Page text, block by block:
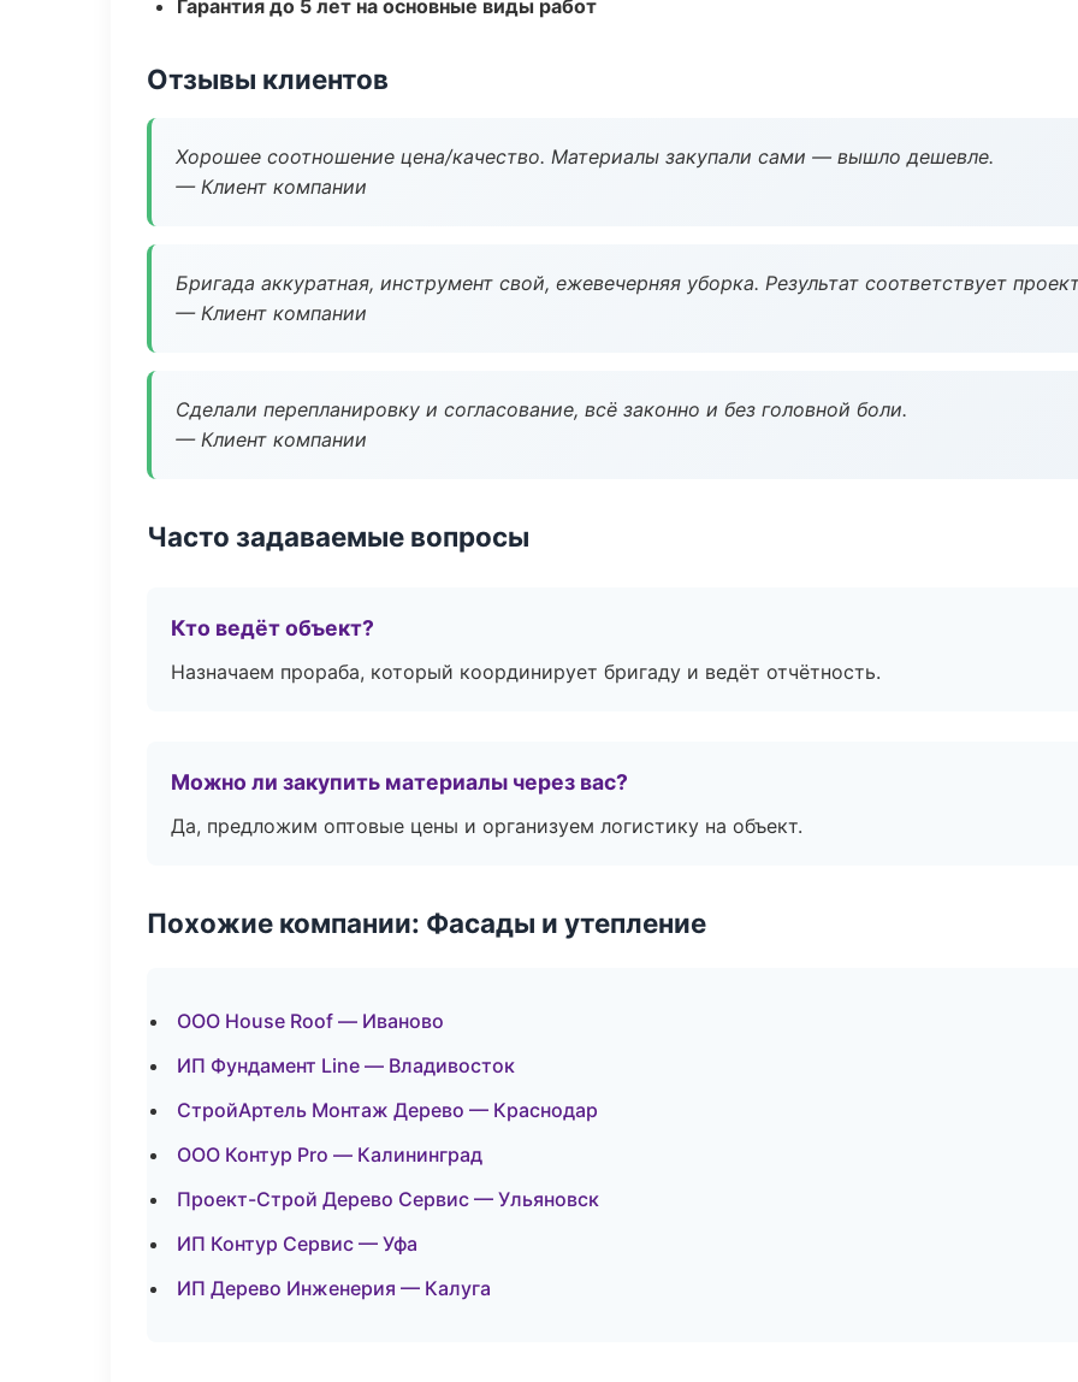
Гарантия до 5 лет на основные виды работ
Отзывы клиентов
Хорошее соотношение цена/качество. Материалы закупали сами — вышло дешевле.
— Клиент компании
Бригада аккуратная, инструмент свой, ежевечерняя уборка. Результат соответствует
— Клиент компании
Сделали перепланировку и согласование, всё законно и без головной боли.
— Клиент компании
Часто задаваемые вопросы
Кто ведёт объект?
Назначаем прораба, который координирует бригаду и ведёт отчётность.
Можно ли закупить материалы через вас?
Да, предложим оптовые цены и организуем логистику на объект.
Похожие компании: Фасады и утепление
ООО House Roof — Иваново
ИП Фундамент Line — Владивосток
СтройАртель Монтаж Дерево — Краснодар
ООО Контур Pro — Калининград
Проект-Строй Дерево Сервис — Ульяновск
ИП Контур Сервис — Уфа
ИП Дерево Инженерия — Калуга